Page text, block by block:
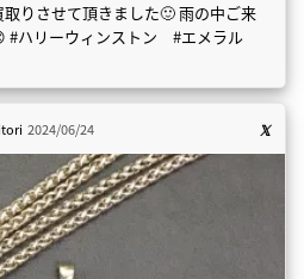
りさせて頂きました🙂 雨の中ご来
#ハリーウィンストン #エメラル
2024/06/24